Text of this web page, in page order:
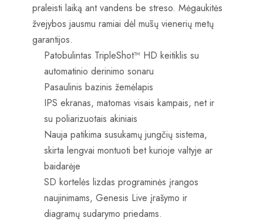
praleisti laiką ant vandens be streso. Mėgaukitės
žvejybos jausmu ramiai dėl mūsų vienerių metų
garantijos.
Patobulintas TripleShot™ HD keitiklis su
automatinio derinimo sonaru
Pasaulinis bazinis žemėlapis
IPS ekranas, matomas visais kampais, net ir
su poliarizuotais akiniais
Nauja patikima susukamų jungčių sistema,
skirta lengvai montuoti bet kurioje valtyje ar
baidarėje
SD kortelės lizdas programinės įrangos
naujinimams, Genesis Live įrašymo ir
diagramų sudarymo priedams.